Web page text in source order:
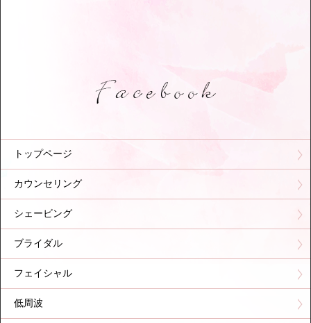
トップページ
カウンセリング
シェービング
ブライダル
フェイシャル
低周波